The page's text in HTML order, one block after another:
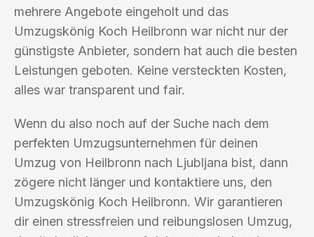
mehrere Angebote eingeholt und das
Umzugskönig Koch Heilbronn war nicht nur der
günstigste Anbieter, sondern hat auch die besten
Leistungen geboten. Keine versteckten Kosten,
alles war transparent und fair.
Wenn du also noch auf der Suche nach dem
perfekten Umzugsunternehmen für deinen
Umzug von Heilbronn nach Ljubljana bist, dann
zögere nicht länger und kontaktiere uns, den
Umzugskönig Koch Heilbronn. Wir garantieren
dir einen stressfreien und reibungslosen Umzug,